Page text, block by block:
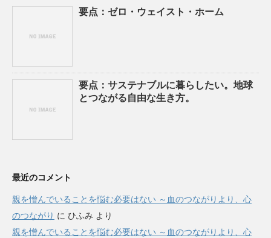
要点：ゼロ・ウェイスト・ホーム
要点：サステナブルに暮らしたい。地球
とつながる自由な生き方。
最近のコメント
親を憎んでいることを悩む必要はない ～血のつながりより、心
のつながり に ひふみ より
親を憎んでいることを悩む必要はない ～血のつながりより、心